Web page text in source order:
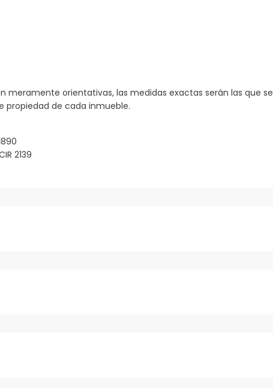
meramente orientativas, las medidas exactas serán las que se
propiedad de cada inmueble.
2139